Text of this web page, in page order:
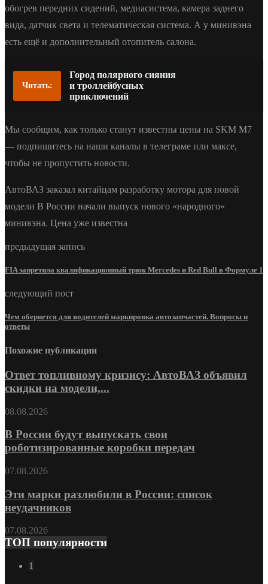
обогрев передних сидений, медиасистема, камера заднего
вида, датчик света и телематическая система. А у минивэна
есть ещё и дополнительный отопитель салона.
Читать:
Город полярного сияния
и троллейбусных
приключений
Мы сообщим, как только станут известны цены на SKM M7
— подпишитесь на наши каналы в телеграме или максе,
чтобы не пропустить новости.
АвтоВАЗ заказал китайцам разработку мотора для новой
модели В России начали выпуск нового «народного»
минивэна. Цена уже известна
предыдущая запись
FIA запретила квалификационный трюк Mercedes и Red Bull в Формуле 1
следующий пост
Чем обернется для водителей маркировка автозапчастей. Вопросы и
ответы
Похожие публикации
Ответ топливному кризису: АвтоВАЗ объявил
скидки на модели,...
08.08.2026
В России будут выпускать свои
роботизированные коробки передач
07.08.2026
Эти марки разлюбили в России: список
неудачников
07.08.2026
ТОП популярности
1